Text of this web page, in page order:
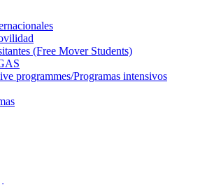
(Free Mover Students)
programmes/Programas intensivos